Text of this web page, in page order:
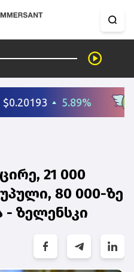
21 000
80 000-ზე
ზელენსკი